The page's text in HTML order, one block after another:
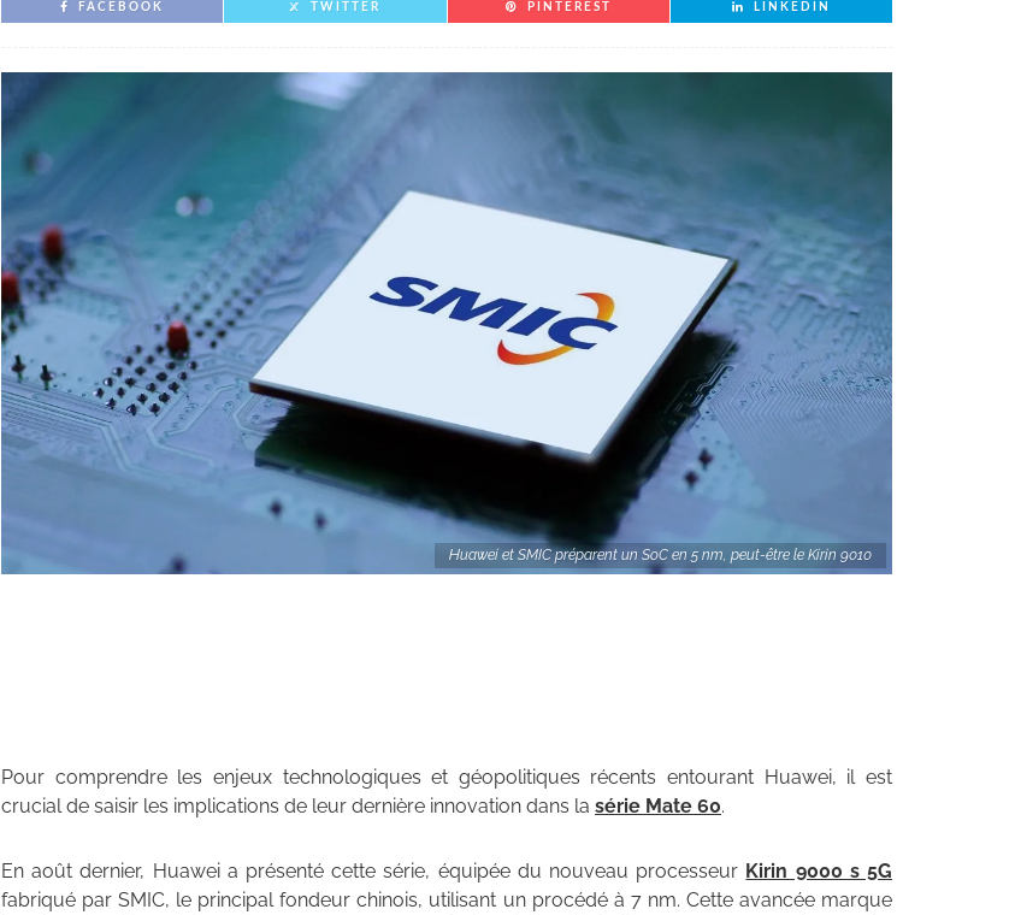
FACEBOOK TWITTER PINTEREST LINKEDIN
Huawei et SMIC préparent un SoC en 5 nm, peut-être le Kirin 9010
Pour comprendre les enjeux technologiques et géopolitiques récents entourant Huawei, il est
crucial de saisir les implications de leur dernière innovation dans la série Mate 60.
En août dernier, Huawei a présenté cette série, équipée du nouveau processeur Kirin 9000 s 5G
fabriqué par SMIC, le principal fondeur chinois, utilisant un procédé à 7 nm. Cette avancée marque